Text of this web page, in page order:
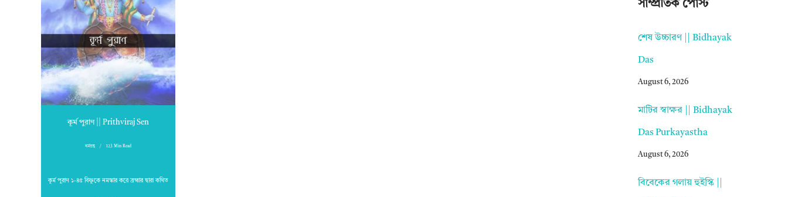
কূর্ম পুরাণ || Prithviraj Sen
ধর্মগ্রন্থ 123 Min Read
কূর্ম পুরাণ ১-৪৫ বিষ্ণুকে নমস্কার করে ব্রহ্মার দ্বারা কথিত
সাম্প্রতিক পোস্ট
শেষ উচ্চারণ || Bidhayak
Das
August 6, 2026
মাটির স্বাক্ষর || Bidhayak
Das Purkayastha
August 6, 2026
বিবেকের গলায় হুইস্কি ||